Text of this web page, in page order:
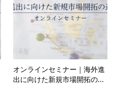
オンラインセミナー｜海外進
出に向けた新規市場開拓の...